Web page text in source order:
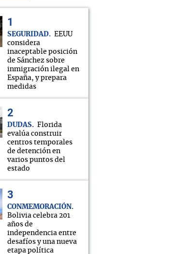
SEGURIDAD
EEUU
considera
inaceptable posición
de Sánchez sobre
inmigración ilegal en
España, y prepara
medidas
DUDAS
Florida
evalúa construir
centros temporales
de detención en
varios puntos del
estado
CONMEMORACIÓN
Bolivia celebra 201
años de
independencia entre
desafíos y una nueva
etapa política